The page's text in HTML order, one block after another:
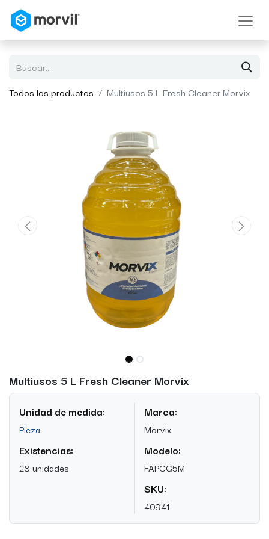
Todos los productos Multiusos 5 L Fresh Cleaner Morvix
Multiusos 5 L Fresh Cleaner Morvix
Unidad de medida:
Pieza
Existencias:
28 unidades
Marca:
Morvix
Modelo:
FAPCG5M
SKU:
40941